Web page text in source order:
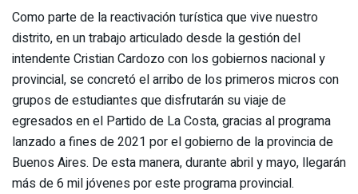
Como parte de la reactivación turística que vive nuestro
distrito, en un trabajo articulado desde la gestión del
intendente Cristian Cardozo con los gobiernos nacional y
provincial, se concretó el arribo de los primeros micros con
grupos de estudiantes que disfrutarán su viaje de
egresados en el Partido de La Costa, gracias al programa
lanzado a fines de 2021 por el gobierno de la provincia de
Buenos Aires. De esta manera, durante abril y mayo, llegarán
más de 6 mil jóvenes por este programa provincial.